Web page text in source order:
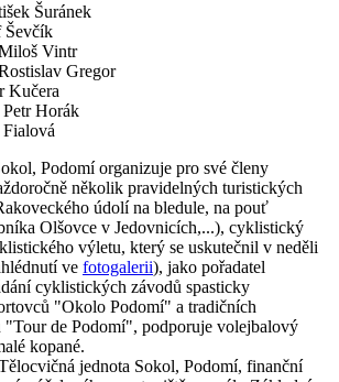
Šuránek
Vintr
Gregor
Horák
Podomí organizuje pro své členy
několik pravidelných turistických
údolí na bledule, na pouť
Olšovce v Jedovnicích,...), cyklistický
výletu, který se uskutečnil v neděli
ve fotogalerii), jako pořadatel
cyklistických závodů spasticky
"Okolo Podomí" a tradičních
de Podomí", podporuje volejbalový
kopané.
jednota Sokol, Podomí, finanční